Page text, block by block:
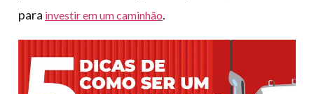
para investir em um caminhão.